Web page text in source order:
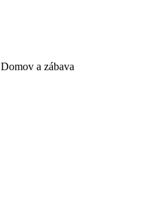
Domov a zábava